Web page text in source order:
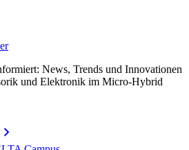
News, Trends und Innovationen
und Elektronik im Micro-Hybrid